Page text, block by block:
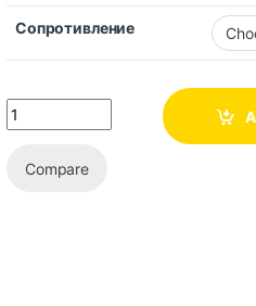
Сопротивление
Compare